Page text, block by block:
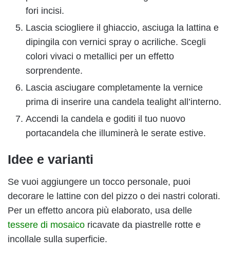
fori incisi.
Lascia sciogliere il ghiaccio, asciuga la lattina e
dipingila con vernici spray o acriliche. Scegli
colori vivaci o metallici per un effetto
sorprendente.
Lascia asciugare completamente la vernice
prima di inserire una candela tealight all’interno.
Accendi la candela e goditi il tuo nuovo
portacandela che illuminerà le serate estive.
Idee e varianti
Se vuoi aggiungere un tocco personale, puoi
decorare le lattine con del pizzo o dei nastri colorati.
Per un effetto ancora più elaborato, usa delle
tessere di mosaico ricavate da piastrelle rotte e
incollale sulla superficie.